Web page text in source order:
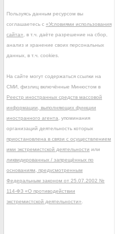
Пользуясь данным ресурсом вы
соглашаетесь с «Условиями использования
сайта» , в т.ч. даёте разрешение на сбор,
анализ и хранение своих персональных
данных, в т.ч. cookies.
На сайте могут содержаться ссылки на
СМИ, физлиц включённые Минюстом в
Реестр иностранных средств массовой
информации, выполняющих функции
иностранного агента , упоминания
организаций деятельность которых
приостановлена в связи с осуществлением
ими экстремистской деятельности или
ликвидированных / запрещённых по
основаниям, предусмотренным
Федеральным законом от 25.07.2002 №
114-ФЗ «О противодействии
экстремистской деятельности»